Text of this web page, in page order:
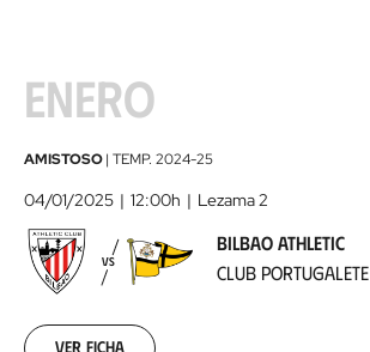
ENERO
Bilbao
Athletic
-
Club
Portugalete2025-
04
AMISTOSO| TEMP. 2024-25
04/01/2025 12:00h Lezama 2
VS
BILBAO ATHLETIC
CLUB PORTUGALETE
Ver ficha